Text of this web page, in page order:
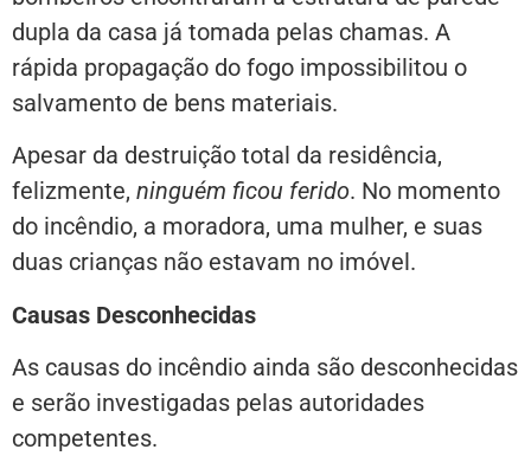
dupla da casa já tomada pelas chamas. A
rápida propagação do fogo impossibilitou o
salvamento de bens materiais.
Apesar da destruição total da residência,
felizmente, ninguém ficou ferido. No momento
do incêndio, a moradora, uma mulher, e suas
duas crianças não estavam no imóvel.
Causas Desconhecidas
As causas do incêndio ainda são desconhecidas
e serão investigadas pelas autoridades
competentes.